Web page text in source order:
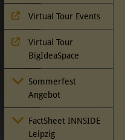
Virtual Tour Events
Virtual Tour
BigIdeaSpace
Sommerfest
Angebot
FactSheet INNSIDE
Leipzig